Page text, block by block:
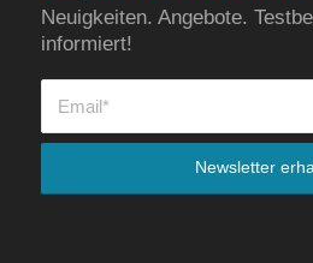
Neuigkeiten. Angebote.
informiert!